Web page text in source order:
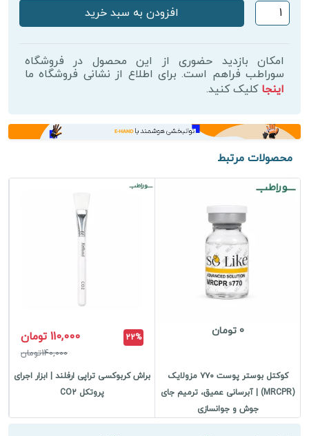
مکمل
کلسیم
دی
فوراور
120
–
Forever
Calcium
افزودن به سبد خرید
امکان بازدید حضوری از این محصول در فروشگاه
سوراطب فراهم است. برای اطلاع از نشانی فروشگاه ما
اینجا کلیک کنید.
محصولات مرتبط
0 تومان
کوکتل بوستر پوست ۷۷۰ مزولایک
(MRCPR) | آبرسانی عمیق، ترمیم جای
جوش و جوانسازی
22% 110,000 تومان
140,000تومان
براش کربوکسی تراپی ارفلند | ابزار اجرای
پروتکل CO2